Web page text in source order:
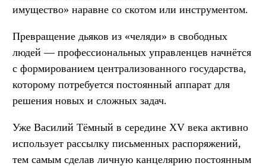
имущество» наравне со скотом или инструментом.
Превращение дьяков из «челяди» в свободных
людей — профессиональных управленцев начнётся
с формированием централизованного государства,
которому потребуется постоянный аппарат для
решения новых и сложных задач.
Уже Василий Тёмный в середине XV века активно
использует рассылку письменных распоряжений,
тем самым сделав личную канцелярию постоянным